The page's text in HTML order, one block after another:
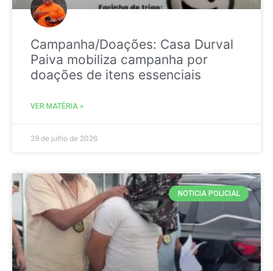
Campanha/Doações: Casa Durval
Paiva mobiliza campanha por
doações de itens essenciais
VER MATÉRIA »
29 de julho de 2026
NOTICIA POLICIAL